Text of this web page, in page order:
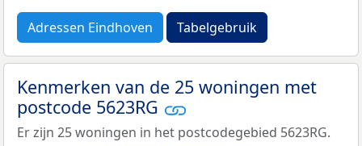
Adressen Eindhoven Tabelgebruik
Kenmerken van de 25 woningen met
postcode 5623RG
Er zijn 25 woningen in het postcodegebied 5623RG.